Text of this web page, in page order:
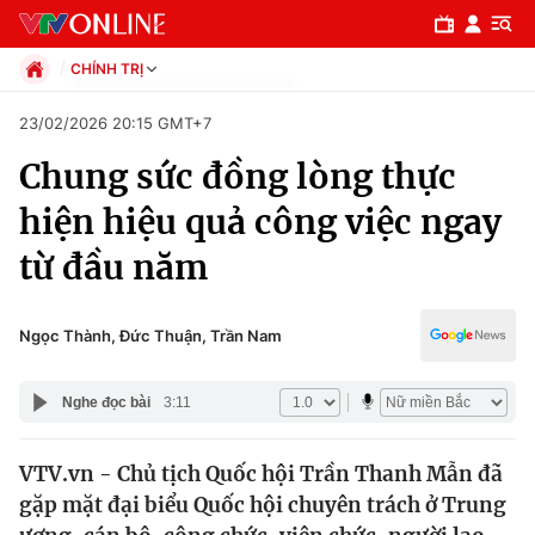
Chuyên mục
Chính trị
Thế giới
CHÍNH TRỊ
Xã hội
Pháp luật
Kinh tế
Thể thao
Truyền hình
Đời sống
Giáo dục
23/02/2026 20:15 GMT+7
Chung sức đồng lòng thực
hiện hiệu quả công việc ngay
từ đầu năm
Ngọc Thành, Đức Thuận, Trần Nam
Nghe đọc bài 3:11
VTV.vn - Chủ tịch Quốc hội Trần Thanh Mẫn đã
gặp mặt đại biểu Quốc hội chuyên trách ở Trung